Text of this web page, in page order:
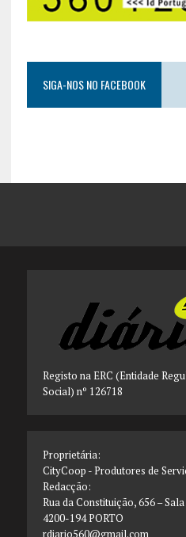
SIGA-NOS NO FACEBOOK
Registo na ERC (Entidade
Social) nº 126718
Proprietária:
CityCoop - Produtores de
Redacção:
Rua da Constituição, 656 –
4200-194 PORTO
rdiario560@gmail.com